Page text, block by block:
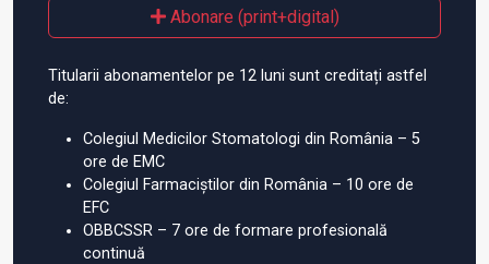
Abonare (print+digital)
Titularii abonamentelor pe 12 luni sunt creditați astfel
de:
Colegiul Medicilor Stomatologi din România – 5
ore de EMC
Colegiul Farmaciștilor din România – 10 ore de
EFC
OBBCSSR – 7 ore de formare profesională
continuă